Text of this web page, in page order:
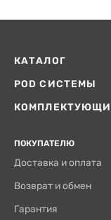
КАТАЛОГ
POD СИСТЕМЫ
ПОКУПАТЕЛЮ
Доставка и оплата
Возврат и обмен
Гарантия